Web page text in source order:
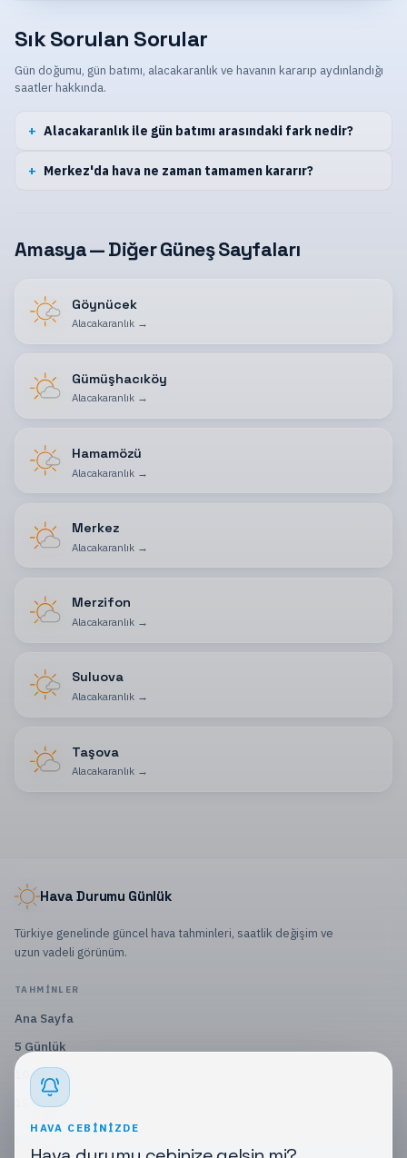
Sık Sorulan Sorular
Gün doğumu, gün batımı, alacakaranlık ve havanın kararıp aydınlandığı
saatler hakkında.
Alacakaranlık ile gün batımı arasındaki fark nedir?
Merkez'da hava ne zaman tamamen kararır?
Amasya — Diğer Güneş Sayfaları
Göynücek
Alacakaranlık→
Gümüşhacıköy
Alacakaranlık→
Hamamözü
Alacakaranlık→
Merkez
Alacakaranlık→
Merzifon
Alacakaranlık→
Suluova
Alacakaranlık→
Taşova
Alacakaranlık→
Hava Durumu Günlük
Türkiye genelinde güncel hava tahminleri, saatlik değişim ve
uzun vadeli görünüm.
TAHMINLER
Ana Sayfa
5 Günlük
10 Günlük
15 Günlük
HAVA CEBINIZDE